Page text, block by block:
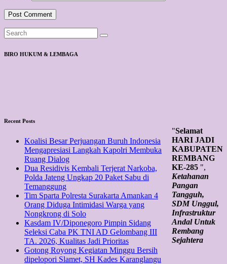
BIRO HUKUM & LEMBAGA
"Selamat
HARI JADI
KABUPATEN
REMBANG
KE-285 ",
Ketahanan
Pangan
Tangguh,
SDM Unggul,
Infrastruktur
Andal Untuk
Rembang
Sejahtera
Recent Posts
Koalisi Besar Perjuangan Buruh Indonesia
Mengapresiasi Langkah Kapolri Membuka
Ruang Dialog
Dua Residivis Kembali Terjerat Narkoba,
Polda Jateng Ungkap 20 Paket Sabu di
Temanggung
Tim Sparta Polresta Surakarta Amankan 4
Orang Diduga Intimidasi Warga yang
Nongkrong di Solo
Kasdam IV/Diponegoro Pimpin Sidang
Seleksi Caba PK TNI AD Gelombang III
TA. 2026, Kualitas Jadi Prioritas
Gotong Royong Kegiatan Minggu Bersih
dipelopori Slamet, SH Kades Karanglangu